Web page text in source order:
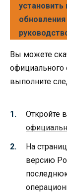
установить
Вы можете
официального
выполните
Откройте
На
версию